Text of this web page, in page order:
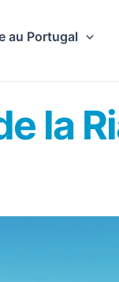
au Portugal
la